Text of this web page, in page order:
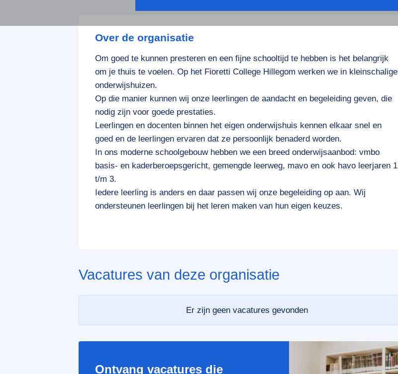
Over de organisatie
Om goed te kunnen presteren en een fijne schooltijd te hebben is het belangrijk
om je thuis te voelen. Op het Fioretti College Hillegom werken we in kleinschalige
onderwijshuizen.
Op die manier kunnen wij onze leerlingen de aandacht en begeleiding geven, die
nodig zijn voor goede prestaties.
Leerlingen en docenten binnen het eigen onderwijshuis kennen elkaar snel en
goed en de leerlingen ervaren dat ze persoonlijk benaderd worden.
In ons moderne schoolgebouw hebben we een breed onderwijsaanbod: vmbo
basis- en kaderberoepsgericht, gemengde leerweg, mavo en ook havo leerjaren 1
t/m 3.
Iedere leerling is anders en daar passen wij onze begeleiding op aan. Wij
ondersteunen leerlingen bij het leren maken van hun eigen keuzes.
Vacatures van deze organisatie
Er zijn geen vacatures gevonden
Ontvang vacatures die